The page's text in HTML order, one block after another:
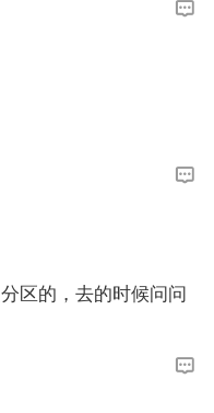
区的，去的时候问问